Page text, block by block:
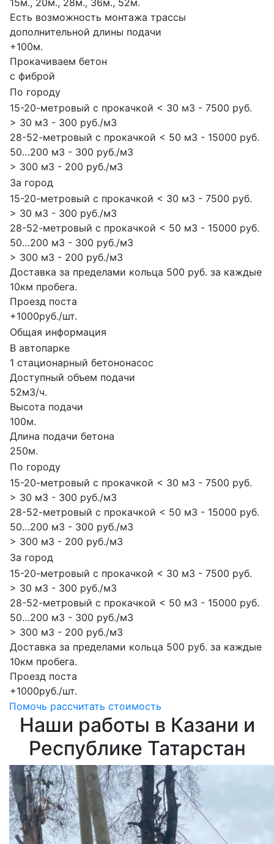
Есть возможность монтажа трассы
дополнительной длины подачи
+100м.
Прокачиваем бетон
с фиброй
По городу
15-20-метровый с прокачкой < 30 м3 - 7500 руб.
> 30 м3 - 300 руб./м3
28-52-метровый с прокачкой < 50 м3 - 15000 руб.
50…200 м3 - 300 руб./м3
> 300 м3 - 200 руб./м3
За город
15-20-метровый с прокачкой < 30 м3 - 7500 руб.
> 30 м3 - 300 руб./м3
28-52-метровый с прокачкой < 50 м3 - 15000 руб.
50…200 м3 - 300 руб./м3
> 300 м3 - 200 руб./м3
Доставка за пределами кольца 500 руб. за каждые
10км пробега.
Проезд поста
+1000руб./шт.
Общая информация
В автопарке
1 стационарный бетононасос
Доступный объем подачи
52м3/ч.
Высота подачи
100м.
Длина подачи бетона
250м.
По городу
15-20-метровый с прокачкой < 30 м3 - 7500 руб.
> 30 м3 - 300 руб./м3
28-52-метровый с прокачкой < 50 м3 - 15000 руб.
50…200 м3 - 300 руб./м3
> 300 м3 - 200 руб./м3
За город
15-20-метровый с прокачкой < 30 м3 - 7500 руб.
> 30 м3 - 300 руб./м3
28-52-метровый с прокачкой < 50 м3 - 15000 руб.
50…200 м3 - 300 руб./м3
> 300 м3 - 200 руб./м3
Доставка за пределами кольца 500 руб. за каждые
10км пробега.
Проезд поста
+1000руб./шт.
Помочь рассчитать стоимость
Наши работы в Казани и
Республике Татарстан